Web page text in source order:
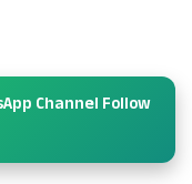
Channel Follow